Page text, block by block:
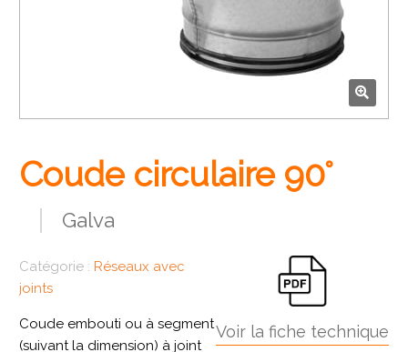
🔍
Coude circulaire 90°
Galva
Voir la fiche technique
Catégorie : Réseaux avec
joints
Coude embouti ou à segment
(suivant la dimension) à joint